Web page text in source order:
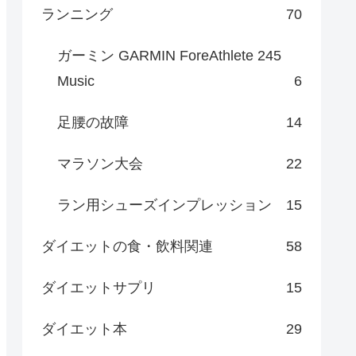
ランニング 70
ガーミン GARMIN ForeAthlete 245
Music
6
足腰の故障 14
マラソン大会 22
ラン用シューズインプレッション 15
ダイエットの食・飲料関連 58
ダイエットサプリ 15
ダイエット本 29